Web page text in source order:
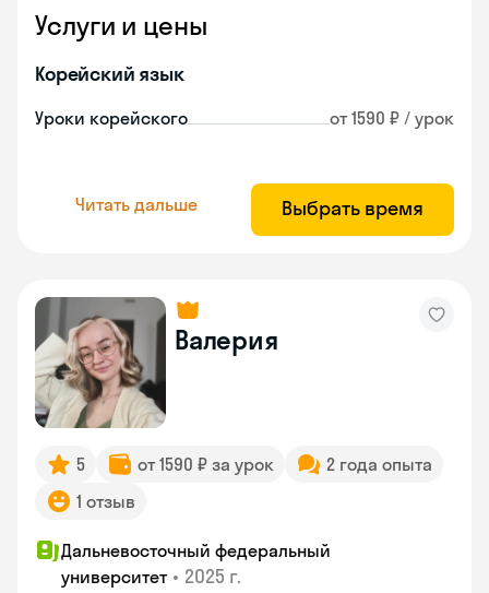
Услуги и цены
Корейский язык
Уроки корейского от 1590 ₽ / урок
Читать дальше Выбрать время
Валерия
5 от 1590 ₽ за урок
2 года опыта
1 отзыв
Дальневосточный федеральный
университет • 2025 г.